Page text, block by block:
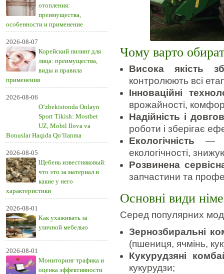
отопления:
преимущества,
особенности и применение
2026-08-07
Корейский пилинг для
лица: преимущества,
виды и правила
применения
2026-08-06
O‘zbekistonda Onlayn
Sport Tikish: Mostbet
UZ, Mobil Ilova va
Bonuslar Haqida Qo‘llanma
2026-08-05
Щебень известняковый:
что это за материал и
какие у него
характеристики
2026-08-01
Как ухаживать за
уличной мебелью
2026-08-01
Мониторинг трафика и
оценка эффективности
Чому варто
Висока якість
контролюють всі
Інноваційні
врожайності,
Надійність і
роботи і зберігає
Екологічність —
екологічності,
Розвинена
запчастини та
Основні види
Серед популярних
Зернозбиральні
(пшениця, ячмінь,
Кукурудзяні
кукурудзи;